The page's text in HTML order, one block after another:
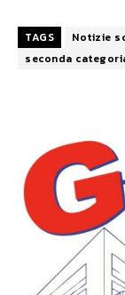
TAGS
Notizie
seconda